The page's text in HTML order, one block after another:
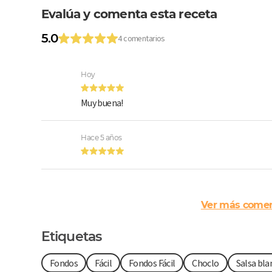
Evalúa y comenta esta receta
5.0
4 comentarios
Hoy
Muy buena!
Hace 5 años
Ver más
Etiquetas
Fondos Fácil Fondos Fácil Choclo Salsa